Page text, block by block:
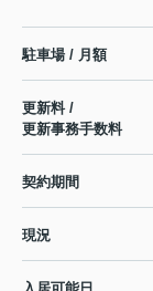
駐車場 / 月額
更新料 /
更新事務手数料
契約期間
現況